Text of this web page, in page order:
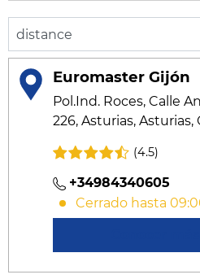
Euromaster Gijón
Pol.Ind. Roces, Calle
226, Asturias, Asturias,
(4.5)
+34984340605
Cerrado hasta